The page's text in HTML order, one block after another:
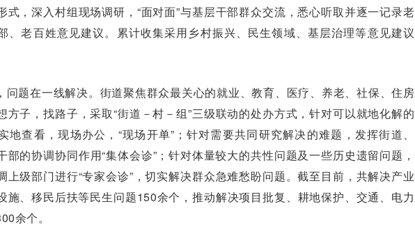
式，深入村组现场调研，“面对面”与基层干部群众交流，悉心听取并逐一记录老
、老百姓意见建议。累计收集采用乡村振兴、民生领域、基层治理等意见建议
问题在一线解决。街道聚焦群众最关心的就业、教育、医疗、养老、社保、住房
方子，找路子，采取“街道－村－组”三级联动的处办方式，针对可以就地化解的
地查看，现场办公，“现场开单”；针对需要共同研究解决的难题，发挥街道、
部的协调协同作用“集体会诊”；针对体量较大的共性问题及一些历史遗留问题，
上级部门进行“专家会诊”，切实解决群众急难愁盼问题。截至目前，共解决产业
施、移民后扶等民生问题150余个，推动解决项目批复、耕地保护、交通、电力
余个。